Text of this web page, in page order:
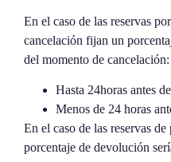
En el caso de las reservas
cancelación fijan un
del momento de cancelación:
Hasta 24horas antes
Menos de 24 horas
En el caso de las reservas de
porcentaje de devolución